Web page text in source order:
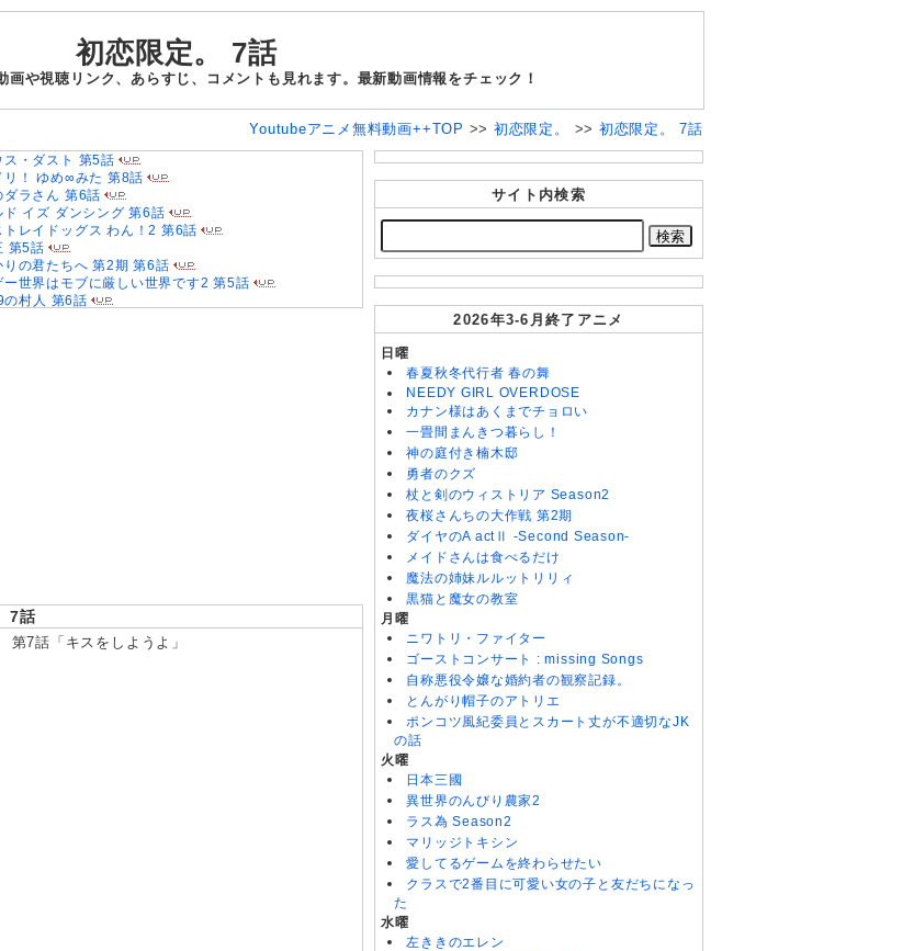
初恋限定。 7話
画や視聴リンク、あらすじ、コメントも見れます。最新動画情報をチェック！
Youtubeアニメ無料動画++TOP >> 初恋限定。 >> 初恋限定。 7話
ス・ダスト 第5話
リ！ ゆめ∞みた 第8話
ダラさん 第6話
ド イズ ダンシング 第6話
トレイドッグス わん！2 第6話
第5話
りの君たちへ 第2期 第6話
ー世界はモブに厳しい世界です2 第5話
の村人 第6話
7話
第7話「キスをしようよ」
サイト内検索
2026年3-6月終了アニメ
日曜
春夏秋冬代行者 春の舞
NEEDY GIRL OVERDOSE
カナン様はあくまでチョロい
一畳間まんきつ暮らし！
神の庭付き楠木邸
勇者のクズ
杖と剣のウィストリア Season2
夜桜さんちの大作戦 第2期
ダイヤのA actⅡ -Second Season-
メイドさんは食べるだけ
魔法の姉妹ルルットリリィ
黒猫と魔女の教室
月曜
ニワトリ・ファイター
ゴーストコンサート : missing Songs
自称悪役令嬢な婚約者の観察記録。
とんがり帽子のアトリエ
ポンコツ風紀委員とスカート丈が不適切なJK
の話
火曜
日本三國
異世界のんびり農家2
ラス為 Season2
マリッジトキシン
愛してるゲームを終わらせたい
クラスで2番目に可愛い女の子と友だちになっ
た
水曜
左ききのエレン